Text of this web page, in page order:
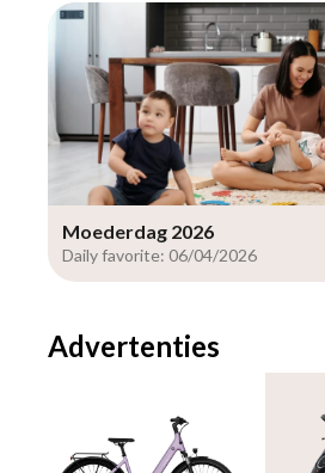
Moederdag 2026
Daily favorite: 06/04/2026
Advertenties